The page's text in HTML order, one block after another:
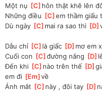
Một nụ [C ]hôn thật khẽ lên
Những điều [C ]
em thầm giấu
Dù ngày [C ]mai ra sao thì [D ]
Dẫu chỉ [C ]là giấc [D ]mơ em
Cuối con [C ]
đường nắng [D ]
Đến khi [C ]nào trên thế [D ]
em đi [Em ]
về
Ánh mắt [C ]này , đôi tay [D ]